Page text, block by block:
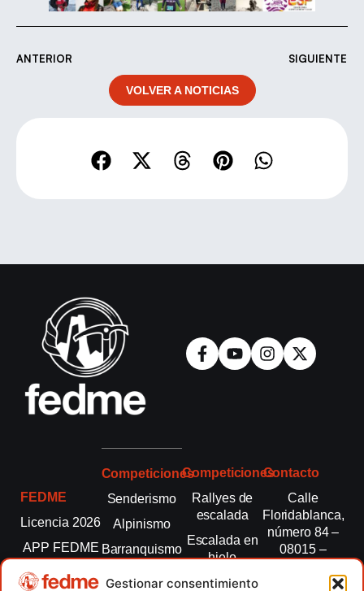
Gestionar consentimiento
ANTERIOR SIGUIENTE
VOLVER A NOTICIAS
FEDME
Licencia 2026
APP FEDME
Transparencia
Competiciones
Senderismo
Alpinismo
Barranquismo
Competiciones
Rallyes de
escalada
Escalada en
hielo
Esquí de
Contacto
Calle
Floridablanca,
número 84 –
08015 –